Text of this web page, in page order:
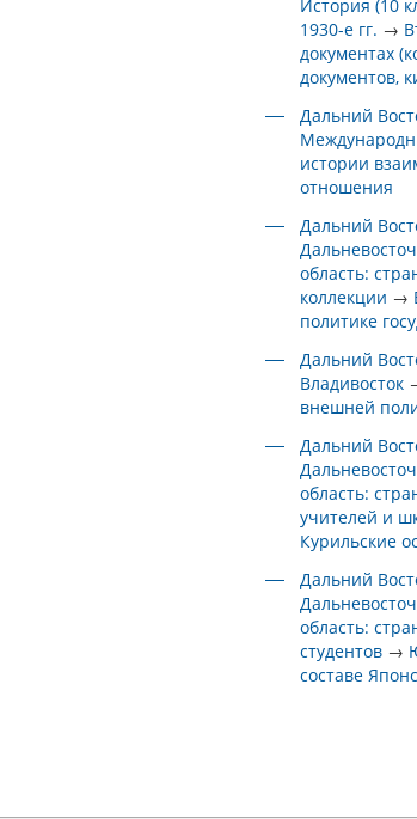
История (10
1930-е гг. →
документах
документов,
Дальний
истории
отношения
Дальний
область:
коллекции →
политике
Дальний
Владивосток
внешней
Дальний
область:
учителей и
Курильские
Дальний
область:
студентов →
составе